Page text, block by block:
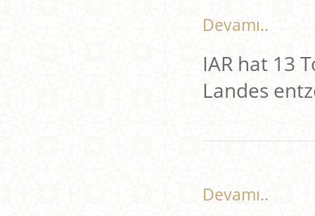
Devamı..
IAR hat 13
Landes
Devamı..